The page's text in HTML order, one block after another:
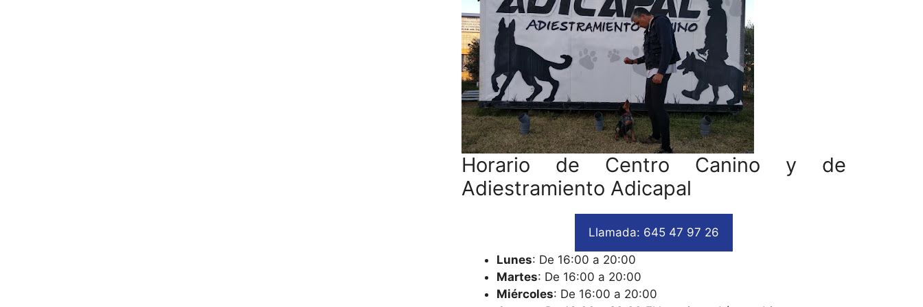
Horario de Centro Canino y de
Adiestramiento Adicapal
Llamada: 645 47 97 26
Lunes: De 16:00 a 20:00
Martes: De 16:00 a 20:00
Miércoles: De 16:00 a 20:00